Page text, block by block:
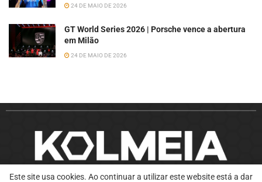
24 DE MAIO DE 2026
GT World Series 2026 | Porsche vence a abertura
em Milão
24 DE MAIO DE 2026
Este site usa cookies. Ao continuar a utilizar este website está a dar